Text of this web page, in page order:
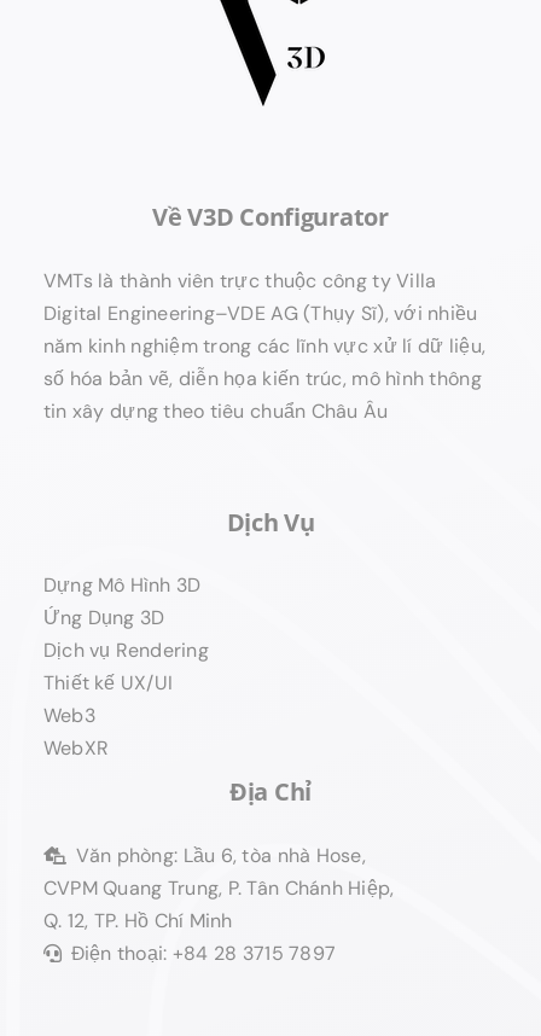
Về V3D Configurator
VMTs là thành viên trực thuộc công ty Villa
Digital Engineering–VDE AG (Thụy Sĩ), với nhiều
năm kinh nghiệm trong các lĩnh vực xử lí dữ liệu,
số hóa bản vẽ, diễn họa kiến trúc, mô hình thông
tin xây dựng theo tiêu chuẩn Châu Âu
Dịch Vụ
Dựng Mô Hình 3D
Ứng Dụng 3D
Dịch vụ Rendering
Thiết kế UX/UI
Web3
WebXR
Địa Chỉ
Văn phòng: Lầu 6, tòa nhà Hose,
CVPM Quang Trung, P. Tân Chánh Hiệp,
Q. 12, TP. Hồ Chí Minh
Điện thoại: +84 28 3715 7897